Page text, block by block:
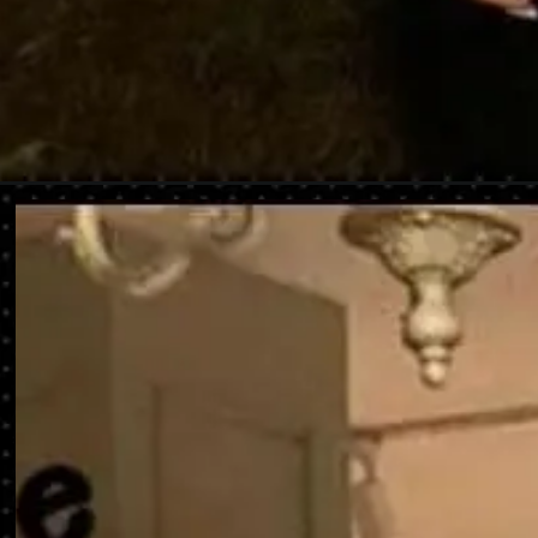
Abriendo...https://danidrops.com.br/es/vestido-brilhante-